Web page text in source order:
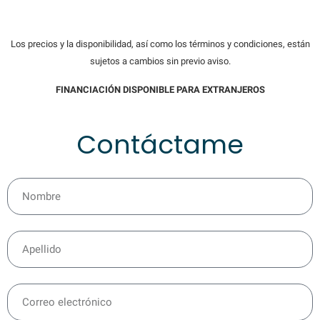
Los precios y la disponibilidad, así como los términos y condiciones, están
sujetos a cambios sin previo aviso.
FINANCIACIÓN DISPONIBLE PARA EXTRANJEROS
Contáctame